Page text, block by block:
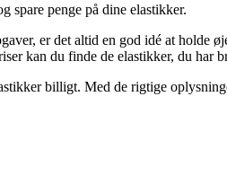
spare penge på dine elastikker.
er det altid en god idé at holde
kan du finde de elastikker, du har
billigt. Med de rigtige